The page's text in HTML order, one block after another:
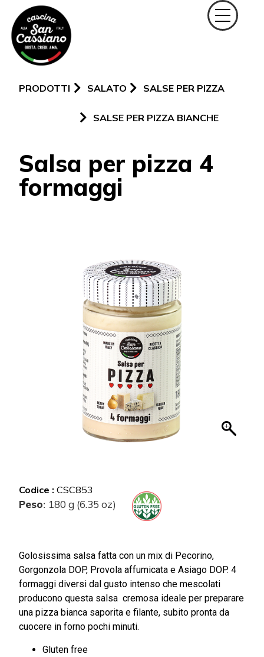
PRODOTTI SALATO SALSE PER PIZZA
SALSE PER PIZZA BIANCHE
Salsa per pizza 4
formaggi
Codice : CSC853
Peso: 180 g (6.35 oz)
Golosissima salsa fatta con un mix di Pecorino,
Gorgonzola DOP, Provola affumicata e Asiago DOP. 4
formaggi diversi dal gusto intenso che mescolati
producono questa salsa cremosa ideale per preparare
una pizza bianca saporita e filante, subito pronta da
cuocere in forno pochi minuti.
Gluten free